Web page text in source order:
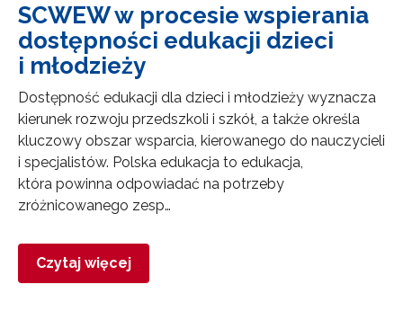
SCWEW w procesie wspierania
dostępności edukacji dzieci
i młodzieży
Dostępność edukacji dla dzieci i młodzieży wyznacza
kierunek rozwoju przedszkoli i szkół, a także określa
kluczowy obszar wsparcia, kierowanego do nauczycieli
i specjalistów. Polska edukacja to edukacja,
która powinna odpowiadać na potrzeby
zróżnicowanego zesp…
Czytaj więcej